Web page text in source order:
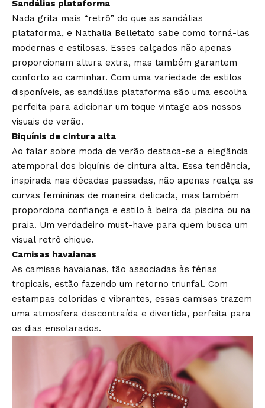
Sandálias plataforma
Nada grita mais “retrô” do que as sandálias
plataforma, e Nathalia Belletato sabe como torná-las
modernas e estilosas. Esses calçados não apenas
proporcionam altura extra, mas também garantem
conforto ao caminhar. Com uma variedade de estilos
disponíveis, as sandálias plataforma são uma escolha
perfeita para adicionar um toque vintage aos nossos
visuais de verão.
Biquínis de cintura alta
Ao falar sobre moda de verão destaca-se a elegância
atemporal dos biquínis de cintura alta. Essa tendência,
inspirada nas décadas passadas, não apenas realça as
curvas femininas de maneira delicada, mas também
proporciona confiança e estilo à beira da piscina ou na
praia. Um verdadeiro must-have para quem busca um
visual retrô chique.
Camisas havaianas
As camisas havaianas, tão associadas às férias
tropicais, estão fazendo um retorno triunfal. Com
estampas coloridas e vibrantes, essas camisas trazem
uma atmosfera descontraída e divertida, perfeita para
os dias ensolarados.